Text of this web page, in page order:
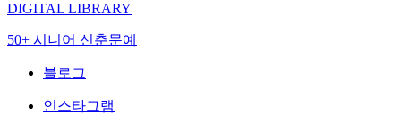
DIGITAL LIBRARY
50+ 시니어 신춘문예
블로그
인스타그램